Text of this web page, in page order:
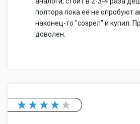
полтора пока её не опробуют
наконец-то "созрел" и купил.
доволен.